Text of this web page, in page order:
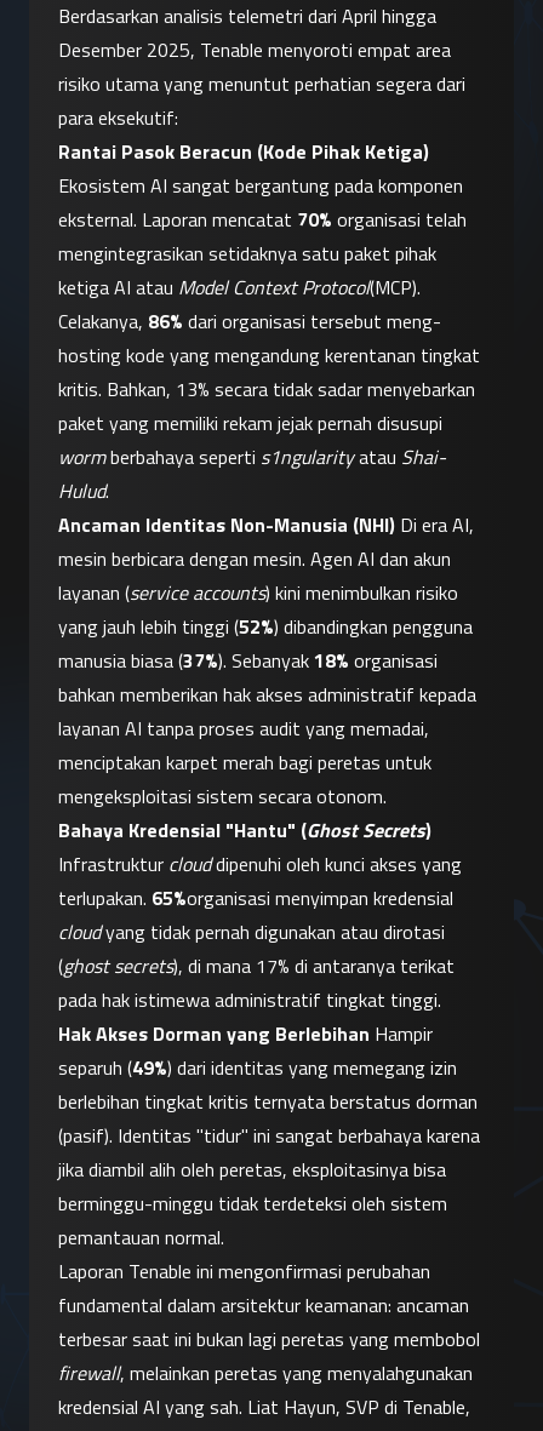
Berdasarkan analisis telemetri dari April hingga
Desember 2025, Tenable menyoroti empat area
risiko utama yang menuntut perhatian segera dari
para eksekutif:
Rantai Pasok Beracun (Kode Pihak Ketiga)
Ekosistem AI sangat bergantung pada komponen
eksternal. Laporan mencatat 70% organisasi telah
mengintegrasikan setidaknya satu paket pihak
ketiga AI atau Model Context Protocol(MCP).
Celakanya, 86% dari organisasi tersebut meng-
hosting kode yang mengandung kerentanan tingkat
kritis. Bahkan, 13% secara tidak sadar menyebarkan
worm berbahaya seperti s1ngularity atau Shai-
Hulud.
Ancaman Identitas Non-Manusia (NHI) Di era AI,
mesin berbicara dengan mesin. Agen AI dan akun
layanan (service accounts) kini menimbulkan risiko
yang jauh lebih tinggi (52%) dibandingkan pengguna
manusia biasa (37%). Sebanyak 18% organisasi
bahkan memberikan hak akses administratif kepada
layanan AI tanpa proses audit yang memadai,
menciptakan karpet merah bagi peretas untuk
mengeksploitasi sistem secara otonom.
Bahaya Kredensial "Hantu" (Ghost Secrets)
Infrastruktur cloud dipenuhi oleh kunci akses yang
terlupakan. 65%
cloud yang tidak pernah digunakan atau dirotasi
(ghost secrets), di mana 17% di antaranya terikat
pada hak istimewa administratif tingkat tinggi.
Hak Akses Dorman yang Berlebihan Hampir
separuh (49%) dari identitas yang memegang izin
berlebihan tingkat kritis ternyata berstatus dorman
(pasif). Identitas "tidur" ini sangat berbahaya karena
jika diambil alih oleh peretas, eksploitasinya bisa
berminggu-minggu tidak terdeteksi oleh sistem
pemantauan normal.
Laporan Tenable ini mengonfirmasi perubahan
fundamental dalam arsitektur keamanan: ancaman
firewall, melainkan peretas yang menyalahgunakan
kredensial AI yang sah. Liat Hayun, SVP di Tenable,